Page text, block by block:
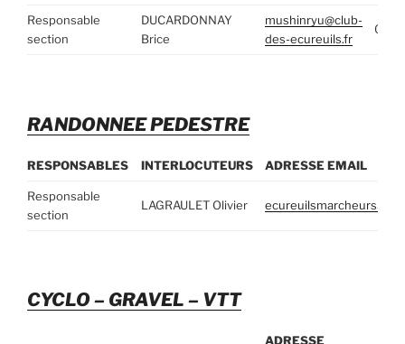
Responsable
section
DUCARDONNAY
Brice
mushinryu@club-
des-ecureuils.fr
RANDONNEE PEDESTRE
RESPONSABLES INTERLOCUTEURS ADRESSE EMAIL
Responsable
section
LAGRAULET Olivier
CYCLO – GRAVEL – VTT
ADRESSE